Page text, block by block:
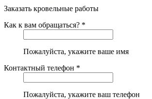
Заказать кровельные работы
Как к вам обращаться? *
Пожалуйста, укажите ваше имя
Контактный телефон *
Пожалуйста, укажите ваш телефон